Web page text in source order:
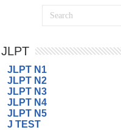
JLPT
JLPT N1
JLPT N2
JLPT N3
JLPT N4
JLPT N5
J TEST